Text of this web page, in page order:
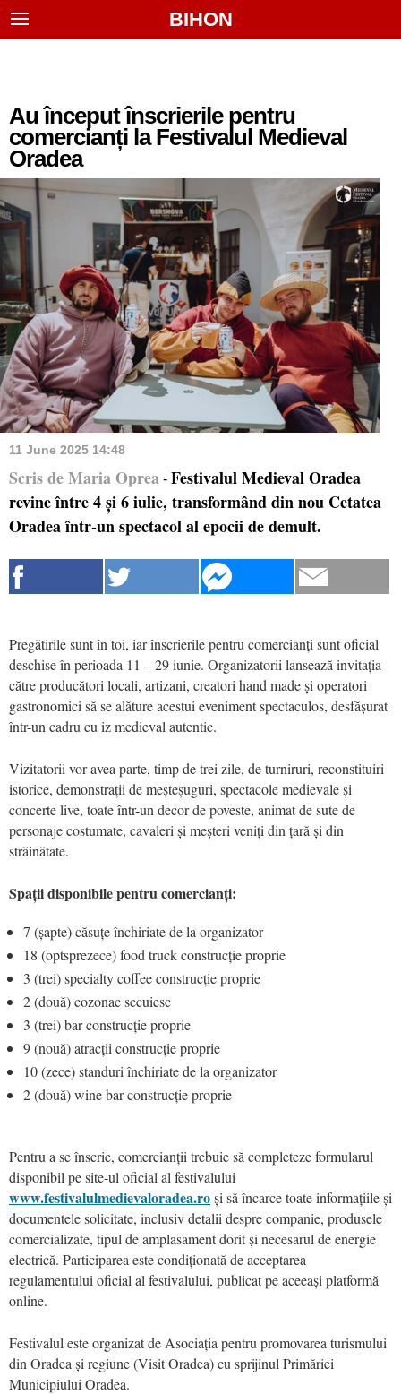
BIHON
Au început înscrierile pentru
comercianți la Festivalul Medieval
Oradea
11 June 2025 14:48
Scris de Maria Oprea - Festivalul Medieval Oradea
revine între 4 și 6 iulie, transformând din nou Cetatea
Oradea într-un spectacol al epocii de demult.
Pregătirile sunt în toi, iar înscrierile pentru comercianți sunt oficial
deschise în perioada 11 – 29 iunie. Organizatorii lansează invitația
către producători locali, artizani, creatori hand made și operatori
gastronomici să se alăture acestui eveniment spectaculos, desfășurat
într-un cadru cu iz medieval autentic.
Vizitatorii vor avea parte, timp de trei zile, de turniruri, reconstituiri
istorice, demonstrații de meșteșuguri, spectacole medievale și
concerte live, toate într-un decor de poveste, animat de sute de
personaje costumate, cavaleri și meșteri veniți din țară și din
străinătate.
Spații disponibile pentru comercianți:
7 (șapte) căsuțe închiriate de la organizator
18 (optsprezece) food truck construcție proprie
3 (trei) specialty coffee construcție proprie
2 (două) cozonac secuiesc
3 (trei) bar construcție proprie
9 (nouă) atracții construcție proprie
10 (zece) standuri închiriate de la organizator
2 (două) wine bar construcție proprie
Pentru a se înscrie, comercianții trebuie să completeze formularul
disponibil pe site-ul oficial al festivalului
www.festivalulmedievaloradea.roși să încarce toate informațiile și
documentele solicitate, inclusiv detalii despre companie, produsele
comercializate, tipul de amplasament dorit și necesarul de energie
electrică. Participarea este condiționată de acceptarea
regulamentului oficial al festivalului, publicat pe aceeași platformă
online.
Festivalul este organizat de Asociația pentru promovarea turismului
din Oradea și regiune (Visit Oradea) cu sprijinul Primăriei
Municipiului Oradea.